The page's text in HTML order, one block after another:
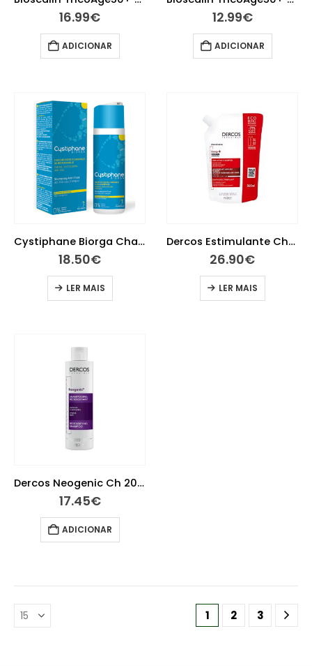
16.99€
ADICIONAR
12.99€
ADICIONAR
Cystiphane Biorga Champô Antiqueda 200ML
18.50€
LER MAIS
Dercos Estimulante Champô Eco Pack 500ml
26.90€
LER MAIS
Dercos Neogenic Ch 200ml
17.45€
ADICIONAR
1 2 3